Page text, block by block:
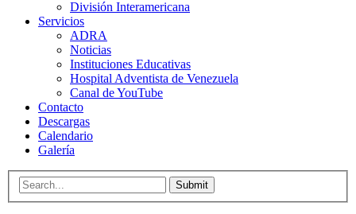
División Interamericana
Servicios
ADRA
Noticias
Instituciones Educativas
Hospital Adventista de Venezuela
Canal de YouTube
Contacto
Descargas
Calendario
Galería
Submit